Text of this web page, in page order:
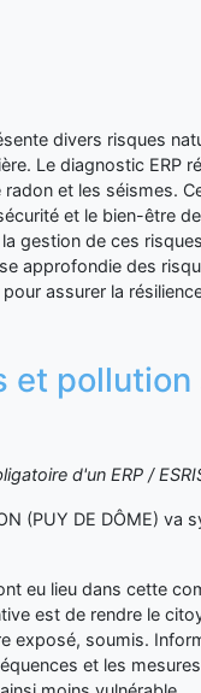
divers risques
Le diagnostic ERP
et les séismes.
et le bien-être
gestion de ces
approfondie des
assurer la
et pollution
d'un ERP /
(PUY DE DÔME) va
eu lieu dans cette
est de rendre le
exposé, soumis.
et les